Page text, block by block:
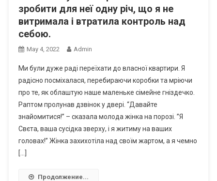
зробити для неї одну річ, що я не
витримала і втратила контроль над
себою.
May 4, 2022 Admin
Ми були дуже раді переїхати до власної квартири. Я
радісно посміхалася, перебираючи коробки та мріючи
про те, як облаштую наше маленьке сімейне гніздечко.
Раптом пролунав дзвінок у двері. “Давайте
знайомитися!” – сказала молода жінка на порозі. ”Я
Свєта, ваша сусідка зверху, і я житиму на ваших
головах!” Жінка захихотіла над своїм жартом, а я чемно
[…]
Продолжение...